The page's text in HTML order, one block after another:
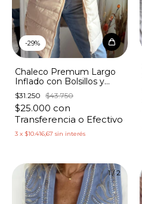
-29%
Chaleco Premum Largo
Inflado con Bolsillos y
Capucha
$31.250 $43.750
$25.000 con
Transferencia o Efectivo
3 x $10.416,67 sin interés
1/2